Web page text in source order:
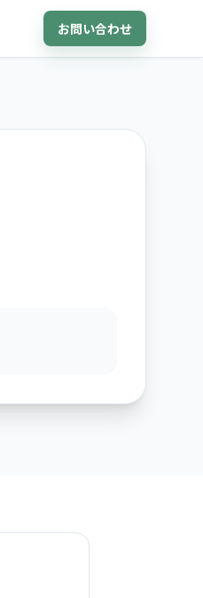
お問い合わせ